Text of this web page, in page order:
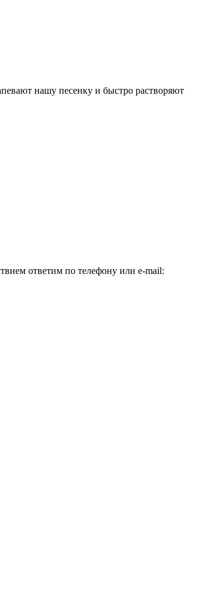
нашу песенку и быстро растворяют
ответим по телефону или e-mail: